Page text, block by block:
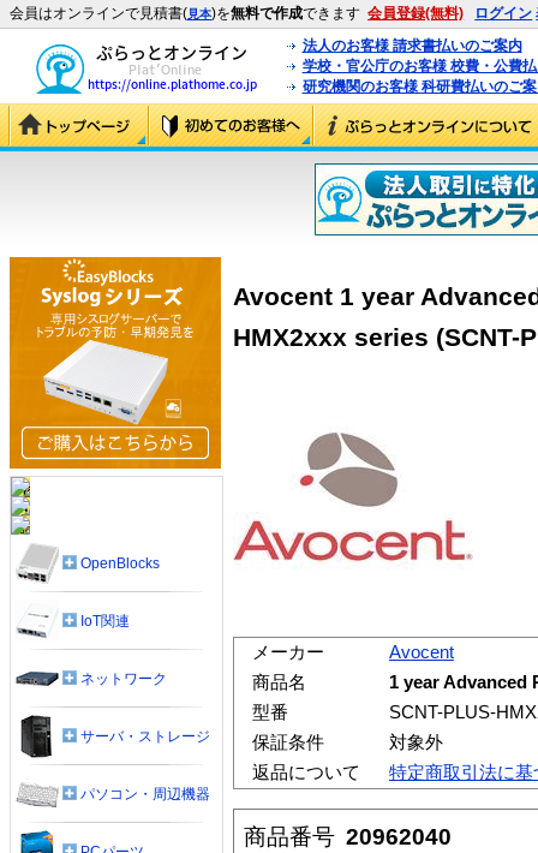
会員はオンラインで見積書(見本)を無料で作成できます 会員登録(無料) ログイン
法人のお客様 請求書払いのご案内
学校・官公庁のお客様 校費・公費
研究機関のお客様 科研費払いのご
Avocent 1 year
HMX2xxx series (SCNT-
メーカー
Avocent
商品名
1 year Advanced
型番
SCNT-PLUS-
保証条件
対象外
返品について
特定商取引法に基
商品番号 20962040
OpenBlocks
IoT関連
ネットワーク
サーバ・ストレージ
パソコン・周辺機器